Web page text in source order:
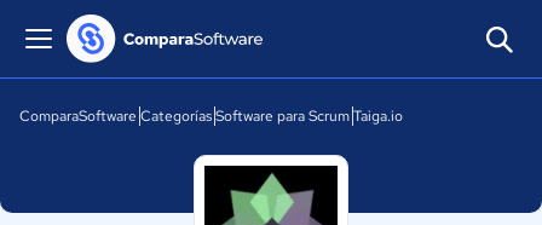
ComparaSoftware CategoríasSoftware para ScrumTaiga.io